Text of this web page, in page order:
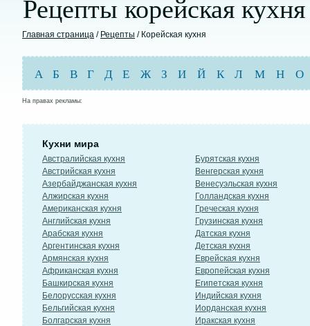
Рецепты корейская кухня
Главная страница / Рецепты / Корейская кухня
А Б В Г Д Е Ж З И Й К Л М Н О
На правах рекламы:
Кухни мира
Австралийская кухня
Австрийская кухня
Азербайджанская кухня
Алжирская кухня
Американская кухня
Английская кухня
Арабская кухня
Аргентинская кухня
Армянская кухня
Африканская кухня
Башкирская кухня
Белорусская кухня
Бельгийская кухня
Болгарская кухня
Бурятская кухня
Венгерская кухня
Венесуэльская кухня
Голландская кухня
Греческая кухня
Грузинская кухня
Датская кухня
Детская кухня
Еврейская кухня
Европейская кухня
Египетская кухня
Индийская кухня
Иорданская кухня
Иракская кухня